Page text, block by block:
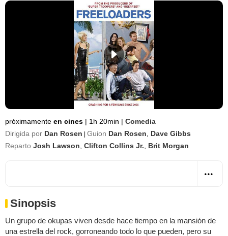
próximamente en cines | 1h 20min | Comedia
Dirigida por Dan Rosen Guion Dan Rosen
Dave Gibbs
Reparto Josh Lawson Clifton Collins Jr. Brit Morgan
Sinopsis
Un grupo de okupas viven desde hace tiempo en la mansión de
una estrella del rock, gorroneando todo lo que pueden, pero su